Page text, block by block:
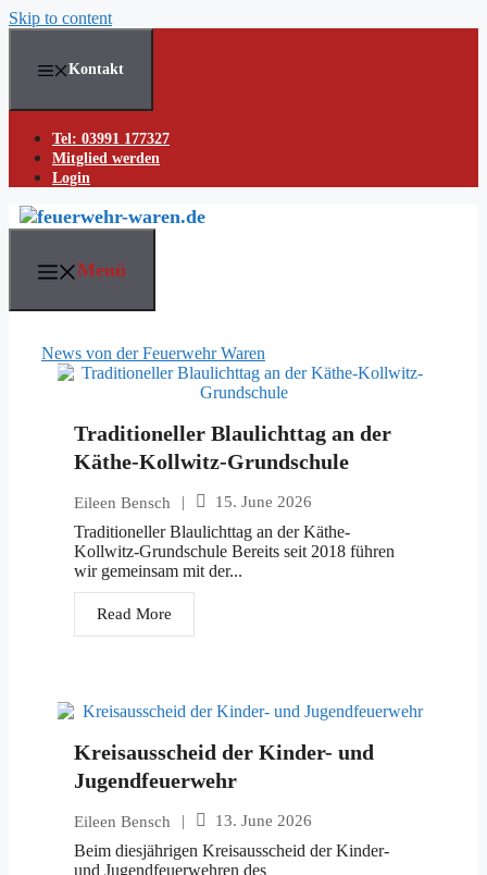
Skip to content
Kontakt
Tel: 03991 177327
Mitglied werden
Login
Menü
News von der Feuerwehr Waren
Traditioneller Blaulichttag an der
Käthe-Kollwitz-Grundschule
Eileen Bensch | 15. June 2026
Traditioneller Blaulichttag an der Käthe-
Kollwitz-Grundschule Bereits seit 2018 führen
wir gemeinsam mit der...
Read More
Kreisausscheid der Kinder- und
Jugendfeuerwehr
Eileen Bensch | 13. June 2026
Beim diesjährigen Kreisausscheid der Kinder-
und Jugendfeuerwehren des